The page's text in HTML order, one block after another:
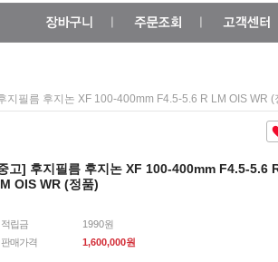
지필름 후지논 XF 100-400mm F4.5-5.6 R LM OIS WR (
고] 후지필름 후지논 XF 100-400mm F4.5-5.6
OIS WR (정품)
적립금
1990원
판매가격
1,600,000원